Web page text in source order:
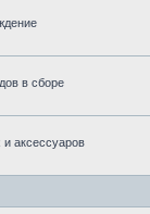
в сборе
аксессуаров